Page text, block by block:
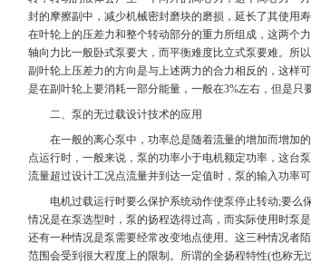
封的摩擦副中，减少机械密封磨块的磨损，延长了其使用
在叶轮上的压差力和整个转动部分的重力所组成，这两个
轴向力比一般卧式泵要大，而平衡难度比立式泵要难。所
副叶轮上压差力的方向是与上述两力的合力相反的，这样
是在副叶轮上要消耗一部分能量，一般在3%左右，但是只
二、泵的无过载设计技术的应用
在一般的离心泵中，功率总是随着流量的增加而增加的
点运行时，一般来说，泵的功率小于电机额定功率，这台
流量超过设计工况点流量并到达一定值时，泵的输入功率
电机过载运行时要么保护系统动作使泵停止转动;要么
情况是在泵选型时，泵的扬程选得过高，而实际使用时泵
还有一种情况是泵需要经常改变地点使用。这三种情况者
范围会受到很大程度上的限制。所谓的全扬程特性(也称